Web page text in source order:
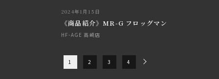
2024年1月15日
《商品紹介》MR-G フロッグマン
HF-AGE 高崎店
1 2 3 4